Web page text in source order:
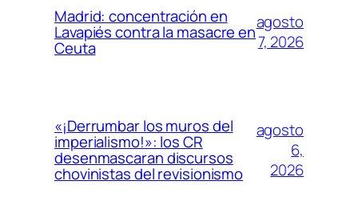
Madrid: concentración en
Lavapiés contra la masacre en
Ceuta
agosto
7, 2026
«¡Derrumbar los muros del
imperialismo!»: los CR
desenmascaran discursos
chovinistas del revisionismo
agosto
6,
2026